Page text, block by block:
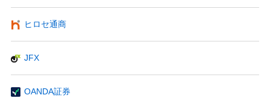
ヒロセ通商
JFX
OANDA証券